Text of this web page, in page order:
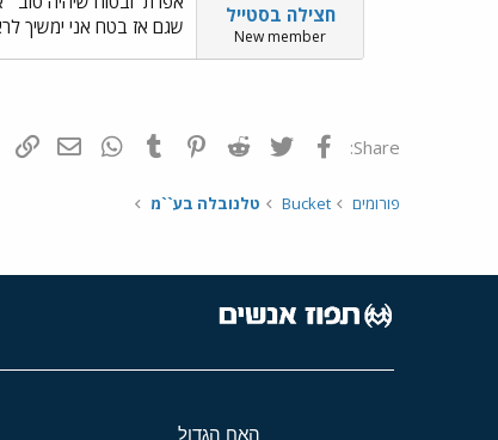
חצילה בסטייל
New member
שגם אז בטח אני ימשיך
Share: פייסבוק Twitter
Reddit
Pinterest
Tumblr
WhatsApp
דואר
פורומים Bucket טלנובלה בע``מ
האח הגדול